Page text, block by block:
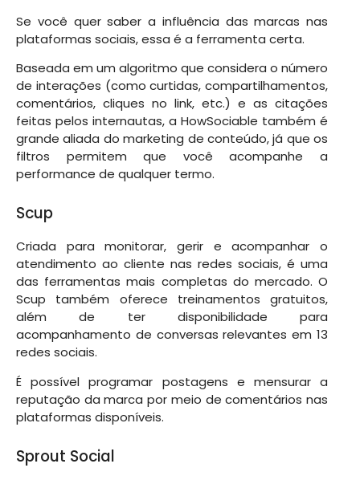
Se você quer saber a influência das marcas nas
plataformas sociais, essa é a ferramenta certa.
Baseada em um algoritmo que considera o número
de interações (como curtidas, compartilhamentos,
comentários, cliques no link, etc.) e as citações
feitas pelos internautas, a HowSociable também é
grande aliada do marketing de conteúdo, já que os
filtros permitem que você acompanhe a
performance de qualquer termo.
Scup
Criada para monitorar, gerir e acompanhar o
atendimento ao cliente nas redes sociais, é uma
das ferramentas mais completas do mercado. O
Scup também oferece treinamentos gratuitos,
além de ter disponibilidade para
acompanhamento de conversas relevantes em 13
redes sociais.
É possível programar postagens e mensurar a
reputação da marca por meio de comentários nas
plataformas disponíveis.
Sprout Social